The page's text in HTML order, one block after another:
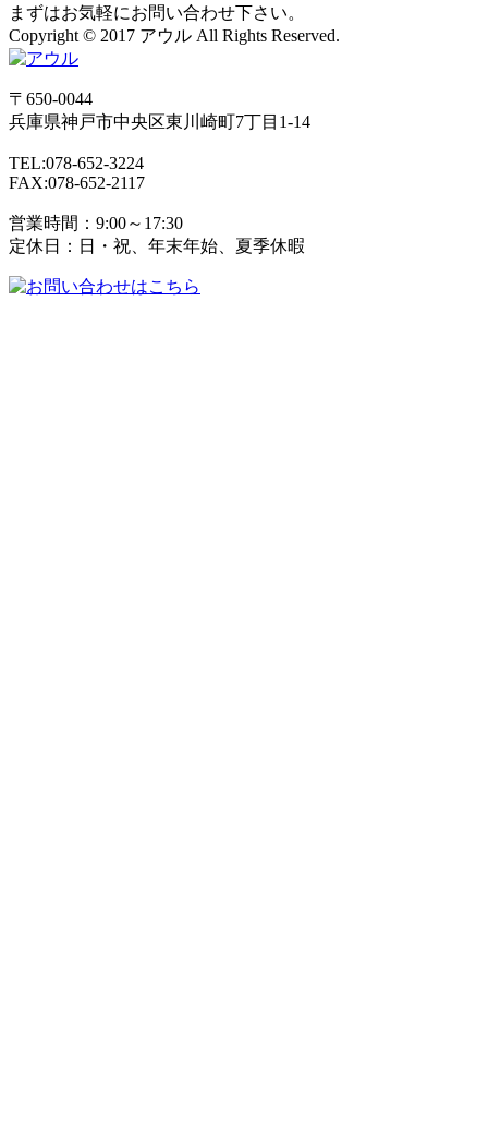
まずはお気軽にお問い合わせ下さい。
Copyright © 2017 アウル All Rights Reserved.
〒650-0044
兵庫県神戸市中央区東川崎町7丁目1-14
TEL:078-652-3224
FAX:078-652-2117
営業時間：9:00～17:30
定休日：日・祝、年末年始、夏季休暇